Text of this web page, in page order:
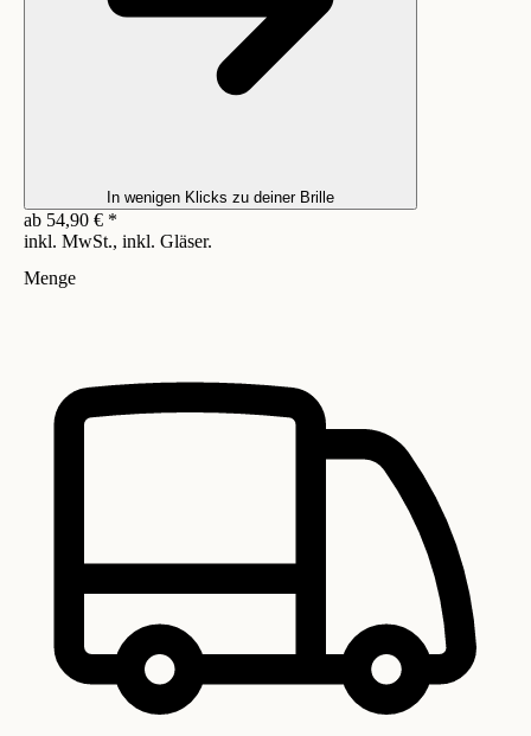
In wenigen Klicks zu deiner Brille
ab 54,90 € *
inkl. MwSt., inkl. Gläser.
Menge